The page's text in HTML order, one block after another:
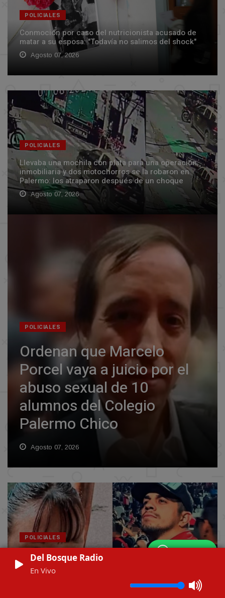
WhatsApp
Del Bosque Radio
En Vivo
POLICIALES
Conmoción por caso del nutricionista acusado de
matar a su esposa: "Todavía no salimos del shock"
Agosto 07, 2026
POLICIALES
Llevaba una mochila con plata para una operación
inmobiliaria y dos motochorros se la robaron en
Palermo: los atraparon después de un choque
Agosto 07, 2026
POLICIALES
Ordenan que Marcelo
Porcel vaya a juicio por el
abuso sexual de 10
alumnos del Colegio
Palermo Chico
Agosto 07, 2026
POLICIALES
Tras una pericia clave, detuvieron a los inquilinos de
Barrelier, el principal acusado por el femicidio de
Agostina Vega